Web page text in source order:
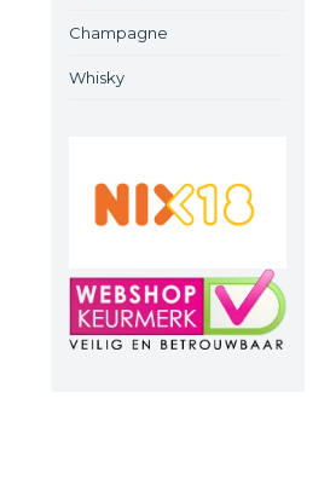
Champagne
Whisky